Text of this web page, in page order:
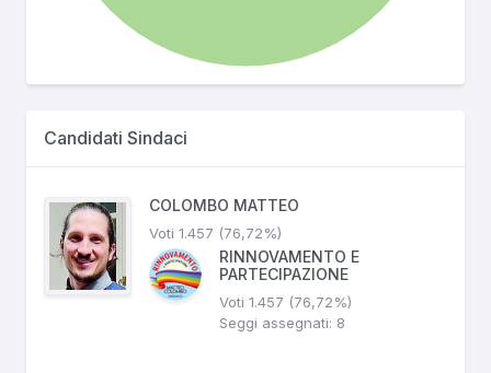
Candidati Sindaci
COLOMBO MATTEO
Voti 1.457 (76,72%)
RINNOVAMENTO E
PARTECIPAZIONE
Voti 1.457 (76,72%)
Seggi assegnati: 8